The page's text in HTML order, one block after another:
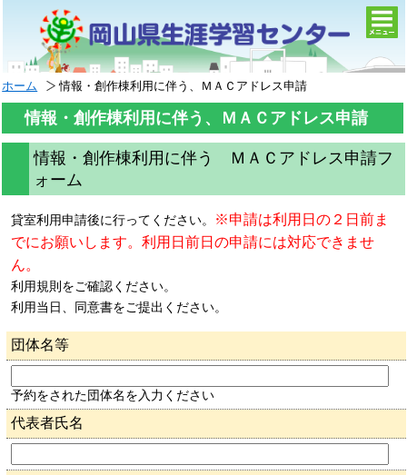
ホーム 情報・創作棟利用に伴う、ＭＡＣアドレス申請
情報・創作棟利用に伴う、ＭＡＣアドレス申請
情報・創作棟利用に伴う ＭＡＣアドレス申請フ
ォーム
貸室利用申請後に行ってください。
※申請は利用日の２日前ま
でにお願いします。利用日前日の申請には対応できませ
ん。
利用規則をご確認ください。
利用当日、同意書をご提出ください。
団体名等
予約をされた団体名を入力ください
代表者氏名